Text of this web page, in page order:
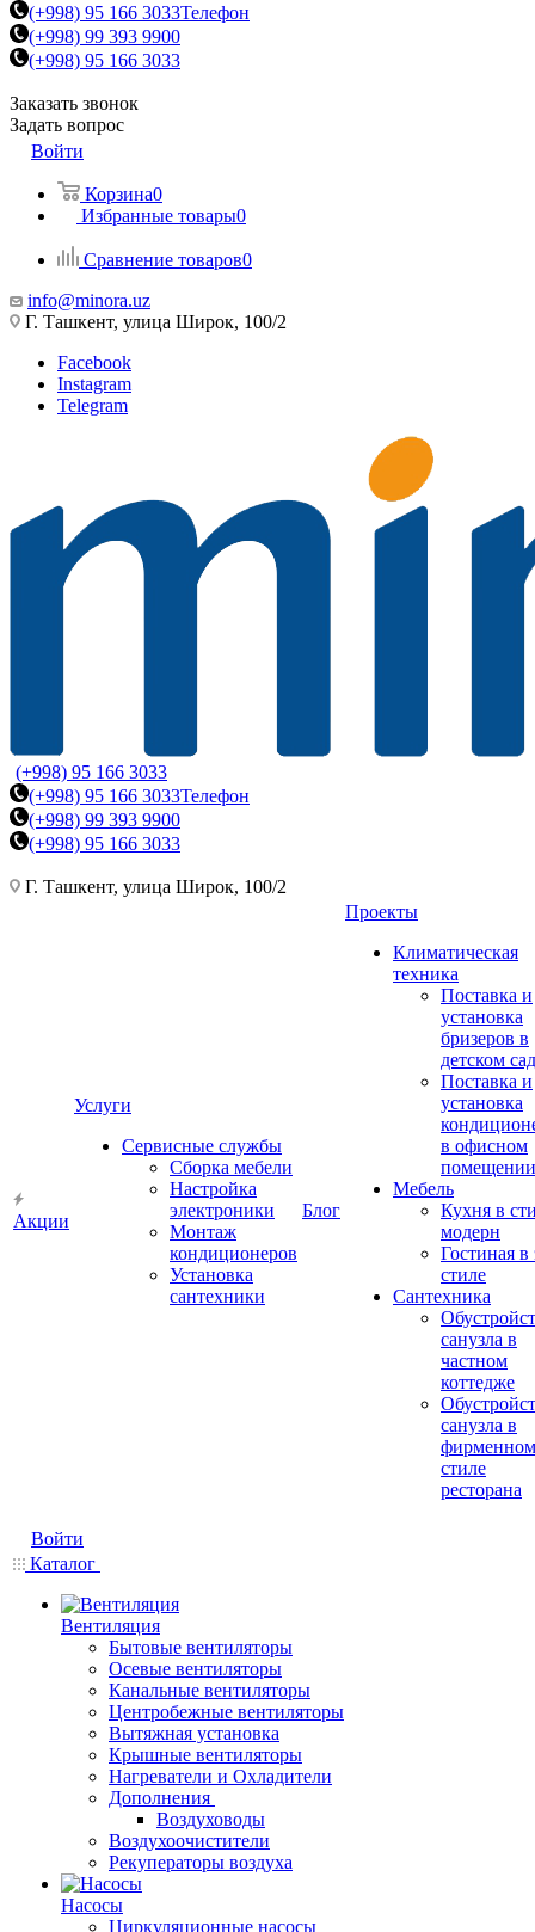
(+998) 95 166 3033Телефон
(+998) 99 393 9900
(+998) 95 166 3033
Заказать звонок
Задать вопрос
Войти
Корзина0
Избранные товары0
Сравнение товаров0
info@minora.uz
Г. Ташкент, улица Широк, 100/2
Facebook
Instagram
Telegram
(+998) 95 166 3033
(+998) 95 166 3033Телефон
(+998) 99 393 9900
(+998) 95 166 3033
Г. Ташкент, улица Широк, 100/2
Акции
Услуги
Сервисные службы
Сборка мебели
Настройка
электроники
Монтаж
кондиционеров
Установка
сантехники
Блог
Проекты
Климатическая
техника
Поставка и
установка
бризеров в
детском
Поставка и
установка
в офисном
помещении
Мебель
Кухня в
модерн
Гостиная в
стиле
Сантехника
санузла в
частном
коттедже
санузла в
фирменном
стиле
ресторана
Войти
Каталог
Вентиляция
Бытовые вентиляторы
Осевые вентиляторы
Канальные вентиляторы
Центробежные вентиляторы
Вытяжная установка
Крышные вентиляторы
Нагреватели и Охладители
Дополнения
Воздуховоды
Воздухоочистители
Рекуператоры воздуха
Насосы
Циркуляционные насосы